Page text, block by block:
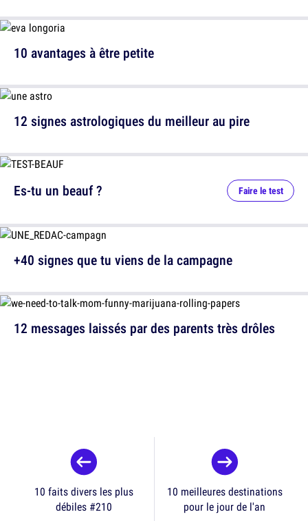
10 avantages à être petite
12 signes astrologiques du meilleur au pire
12 messages laissés par des parents très drôles
Es-tu un beauf ? Faire le test
+40 signes que tu viens de la campagne
10 faits divers les plus
débiles #210
10 meilleures destinations
pour le jour de l'an